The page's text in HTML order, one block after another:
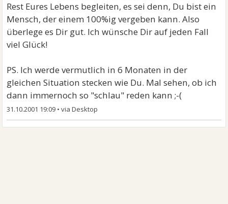
Rest Eures Lebens begleiten, es sei denn, Du bist ein
Mensch, der einem 100%ig vergeben kann. Also
überlege es Dir gut. Ich wünsche Dir auf jeden Fall
viel Glück!
PS. Ich werde vermutlich in 6 Monaten in der
gleichen Situation stecken wie Du. Mal sehen, ob ich
dann immernoch so "schlau" reden kann ;-(
31.10.2001 19:09 •